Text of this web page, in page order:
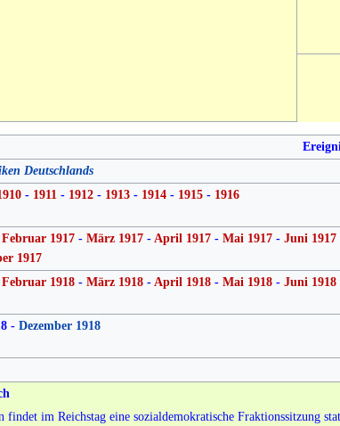
Deutschlands
- 1911 - 1912- 1913- 1914- 1915- 1916
Februar 1917- März 1917- April 1917- Mai 1917- Juni 1917
1917
Februar 1918- März 1918- April 1918- Mai 1918- Juni 1918
- Dezember 1918
findet im Reichstag eine sozialdemokratische Fraktionssitzung